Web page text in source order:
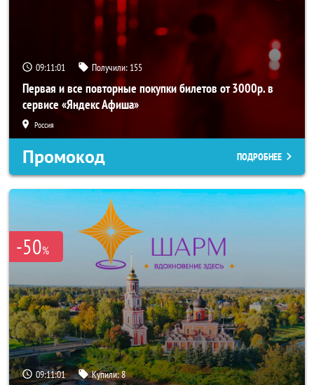
09:11:00 Получили: 155
Первая и все повторные покупки билетов от 3000р. в
сервисе «Яндекс Афиша»
Россия
Промокод ПОДРОБНЕЕ
-50%
09:11:00 Купили:8